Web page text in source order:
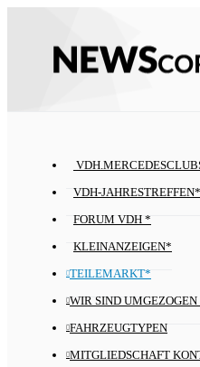
VDH-JAHRESTREFFEN*
FORUM VDH *
KLEINANZEIGEN*
TEILEMARKT*
WIR SIND
FAHRZEUGTYPEN
MITGLIEDSCHAFT